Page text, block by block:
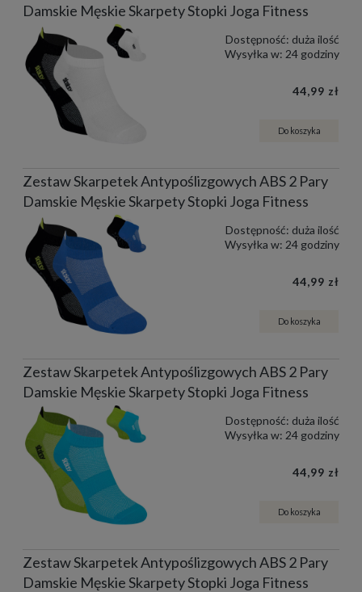
Damskie Męskie Skarpety Stopki Joga Fitness
Dostępność: duża ilość
Wysyłka w: 24 godziny
44,99 zł
Do koszyka
Zestaw Skarpetek Antypoślizgowych ABS 2 Pary
Damskie Męskie Skarpety Stopki Joga Fitness
Dostępność: duża ilość
Wysyłka w: 24 godziny
44,99 zł
Do koszyka
Zestaw Skarpetek Antypoślizgowych ABS 2 Pary
Damskie Męskie Skarpety Stopki Joga Fitness
Dostępność: duża ilość
Wysyłka w: 24 godziny
44,99 zł
Do koszyka
Zestaw Skarpetek Antypoślizgowych ABS 2 Pary
Damskie Męskie Skarpety Stopki Joga Fitness